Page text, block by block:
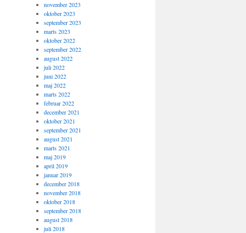
november 2023
oktober 2023
september 2023
marts 2023
oktober 2022
september 2022
august 2022
juli 2022
juni 2022
maj 2022
marts 2022
februar 2022
december 2021
oktober 2021
september 2021
august 2021
marts 2021
maj 2019
april 2019
januar 2019
december 2018
november 2018
oktober 2018
september 2018
august 2018
juli 2018